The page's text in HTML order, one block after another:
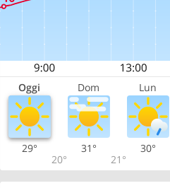
Oggi Dom Lun
29°
20°
31°
21°
30°